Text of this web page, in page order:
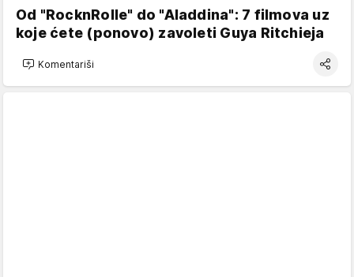
Od "RocknRolle" do "Aladdina": 7 filmova uz
koje ćete (ponovo) zavoleti Guya Ritchieja
Komentariši